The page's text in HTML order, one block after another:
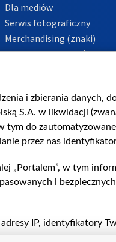
Dla mediów
Serwis fotograficzny
Merchandising (znaki)
Polityka Prywatności
i zbierania danych,
S.A. w likwidacji
tym do
przez nas
„Portalem”, w tym
i bezpiecznych
IP, identyfikatory
przetwarzane przez